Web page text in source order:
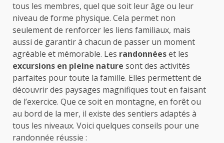
tous les membres, quel que soit leur âge ou leur
niveau de forme physique. Cela permet non
seulement de renforcer les liens familiaux, mais
aussi de garantir à chacun de passer un moment
agréable et mémorable. Les randonnéeset les
excursions en pleine nature sont des activités
parfaites pour toute la famille. Elles permettent de
découvrir des paysages magnifiques tout en faisant
de l’exercice. Que ce soit en montagne, en forêt ou
au bord de la mer, il existe des sentiers adaptés à
tous les niveaux. Voici quelques conseils pour une
randonnée réussie :